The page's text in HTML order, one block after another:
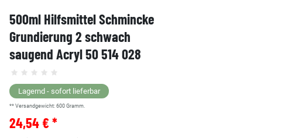
500ml Hilfsmittel Schmincke
Grundierung 2 schwach
saugend Acryl 50 514 028
Lagernd - sofort lieferbar
** Versandgewicht:600 Gramm.
24,54 € *